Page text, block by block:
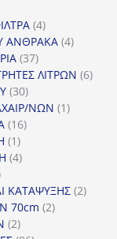
44
προϊόντα
ΑΝΘΡΑΚΑ 44
3737
προϊόντα
ΛΙΤΡΩΝ 66
3030
προϊόντα
ΝΩΝ 11
1616
11
προϊόν
44
ΚΑΤΑΨΥΞΗΣ 22
70cm 22
22